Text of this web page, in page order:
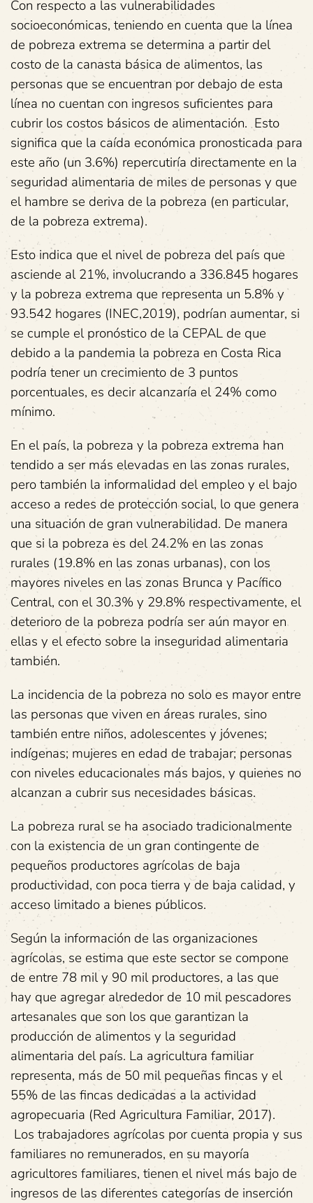
Con respecto a las vulnerabilidades
socioeconómicas, teniendo en cuenta que la línea
de pobreza extrema se determina a partir del
costo de la canasta básica de alimentos, las
personas que se encuentran por debajo de esta
línea no cuentan con ingresos suficientes para
cubrir los costos básicos de alimentación. Esto
significa que la caída económica pronosticada para
este año (un 3.6%) repercutiría directamente en la
seguridad alimentaria de miles de personas y que
el hambre se deriva de la pobreza (en particular,
de la pobreza extrema).
Esto indica que el nivel de pobreza del país que
asciende al 21%, involucrando a 336.845 hogares
y la pobreza extrema que representa un 5.8% y
93.542 hogares (INEC,2019), podrían aumentar, si
se cumple el pronóstico de la CEPAL de que
debido a la pandemia la pobreza en Costa Rica
podría tener un crecimiento de 3 puntos
porcentuales, es decir alcanzaría el 24% como
mínimo.
En el país, la pobreza y la pobreza extrema han
tendido a ser más elevadas en las zonas rurales,
pero también la informalidad del empleo y el bajo
acceso a redes de protección social, lo que genera
una situación de gran vulnerabilidad. De manera
que si la pobreza es del 24.2% en las zonas
rurales (19.8% en las zonas urbanas), con los
mayores niveles en las zonas Brunca y Pacífico
Central, con el 30.3% y 29.8% respectivamente, el
deterioro de la pobreza podría ser aún mayor en
ellas y el efecto sobre la inseguridad alimentaria
también.
La incidencia de la pobreza no solo es mayor entre
las personas que viven en áreas rurales, sino
también entre niños, adolescentes y jóvenes;
indígenas; mujeres en edad de trabajar; personas
con niveles educacionales más bajos, y quienes no
alcanzan a cubrir sus necesidades básicas.
La pobreza rural se ha asociado tradicionalmente
con la existencia de un gran contingente de
pequeños productores agrícolas de baja
productividad, con poca tierra y de baja calidad, y
acceso limitado a bienes públicos.
Según la información de las organizaciones
agrícolas, se estima que este sector se compone
de entre 78 mil y 90 mil productores, a las que
hay que agregar alrededor de 10 mil pescadores
artesanales que son los que garantizan la
producción de alimentos y la seguridad
alimentaria del país. La agricultura familiar
representa, más de 50 mil pequeñas fincas y el
55% de las fincas dedicadas a la actividad
agropecuaria (Red Agricultura Familiar, 2017).
Los trabajadores agrícolas por cuenta propia y sus
familiares no remunerados, en su mayoría
agricultores familiares, tienen el nivel más bajo de
ingresos de las diferentes categorías de inserción